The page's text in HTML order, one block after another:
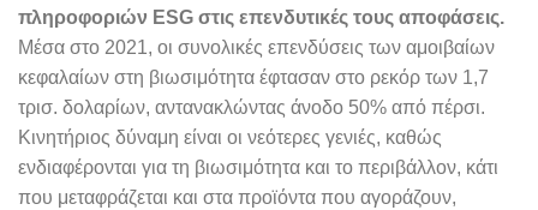
πληροφοριών ESG στις επενδυτικές τους αποφάσεις.
Μέσα στο 2021, οι συνολικές επενδύσεις των αμοιβαίων
κεφαλαίων στη βιωσιμότητα έφτασαν στο ρεκόρ των 1,7
τρισ. δολαρίων, αντανακλώντας άνοδο 50% από πέρσι.
Κινητήριος δύναμη είναι οι νεότερες γενιές, καθώς
ενδιαφέρονται για τη βιωσιμότητα και το περιβάλλον, κάτι
που μεταφράζεται και στα προϊόντα που αγοράζουν,